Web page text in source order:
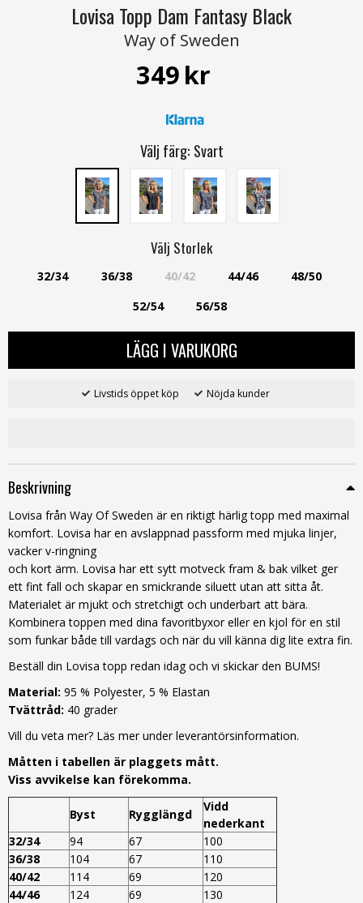
Lovisa Topp Dam Fantasy Black
Way of Sweden
349kr
Välj färg: Svart
Välj Storlek
32/34 36/38 40/42 44/46
48/50
52/54
56/58
LÄGG I VARUKORG
Livstids öppet köp Nöjda kunder
Beskrivning
Lovisa från Way Of Sweden är en riktigt härlig topp med maximal
komfort. Lovisa har en avslappnad passform med mjuka linjer,
vacker v-ringning
och kort ärm. Lovisa har ett sytt motveck fram & bak vilket ger
ett fint fall och skapar en smickrande siluett utan att sitta åt.
Materialet är mjukt och stretchigt och underbart att bära.
Kombinera toppen med dina favoritbyxor eller en kjol för en stil
som funkar både till vardags och när du vill känna dig lite extra fin.
Beställ din Lovisa topp redan idag och vi skickar den BUMS!
Material: 95 % Polyester, 5 % Elastan
Tvättråd: 40 grader
Vill du veta mer? Läs mer under leverantörsinformation.
Måtten i tabellen är plaggets mått.
Viss avvikelse kan förekomma.
Byst Rygglängd
Vidd
nederkant
32/34
94 67
100
36/38
104 67
110
40/42
114 69
120
44/46
124 69
130